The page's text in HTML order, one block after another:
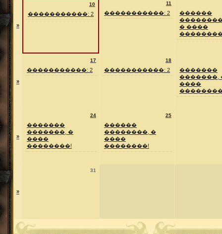
»
10
�����������: 2
11
�����������: 2
������
� ����
»
17
�����������: 2
18
�����������: 2
�������
�������,
����
»
24
�������
�������, �
����
��������!
25
������
��������, �
����
��������!
»
31